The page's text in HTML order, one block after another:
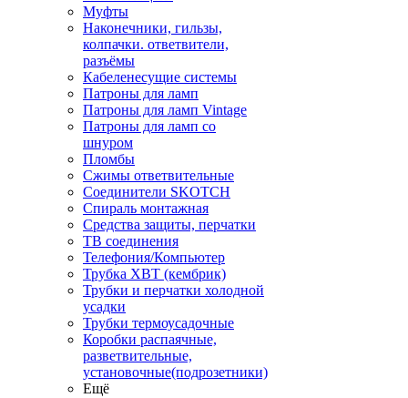
Муфты
Наконечники, гильзы,
колпачки. ответвители,
разъёмы
Кабеленесущие системы
Патроны для ламп
Патроны для ламп Vintage
Патроны для ламп со
шнуром
Пломбы
Сжимы ответвительные
Соединители SKOTCH
Спираль монтажная
Средства защиты, перчатки
ТВ соединения
Телефония/Компьютер
Трубка ХВТ (кембрик)
Трубки и перчатки холодной
усадки
Трубки термоусадочные
Коробки распаячные,
разветвительные,
установочные(подрозетники)
Ещё